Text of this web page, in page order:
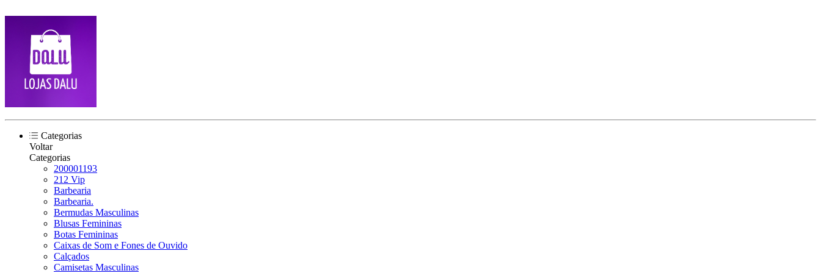
Categorias
Voltar
Categorias
200001193
212 Vip
Barbearia
Barbearia.
Bermudas Masculinas
Blusas Femininas
Botas Femininas
Caixas de Som e Fones de Ouvido
Calçados
Camisetas Masculinas